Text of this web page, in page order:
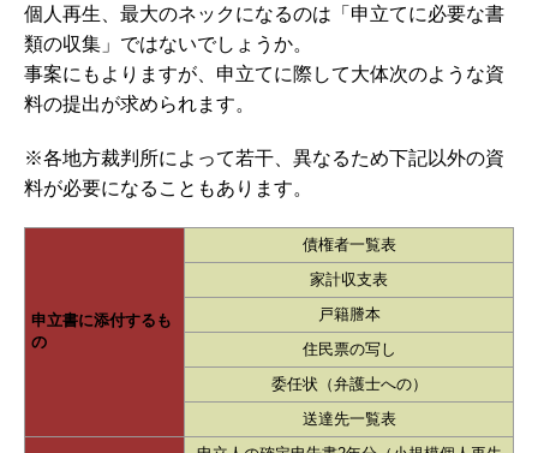
個人再生、最大のネックになるのは「申立てに必要な書
類の収集」ではないでしょうか。
事案にもよりますが、申立てに際して大体次のような資
料の提出が求められます。
※各地方裁判所によって若干、異なるため下記以外の資
料が必要になることもあります。
申立書に添付するも
の
債権者一覧表
家計収支表
戸籍謄本
住民票の写し
委任状（弁護士への）
送達先一覧表